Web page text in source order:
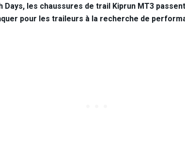
Days, les chaussures de trail Kiprun MT3
pour les traileurs à la recherche de